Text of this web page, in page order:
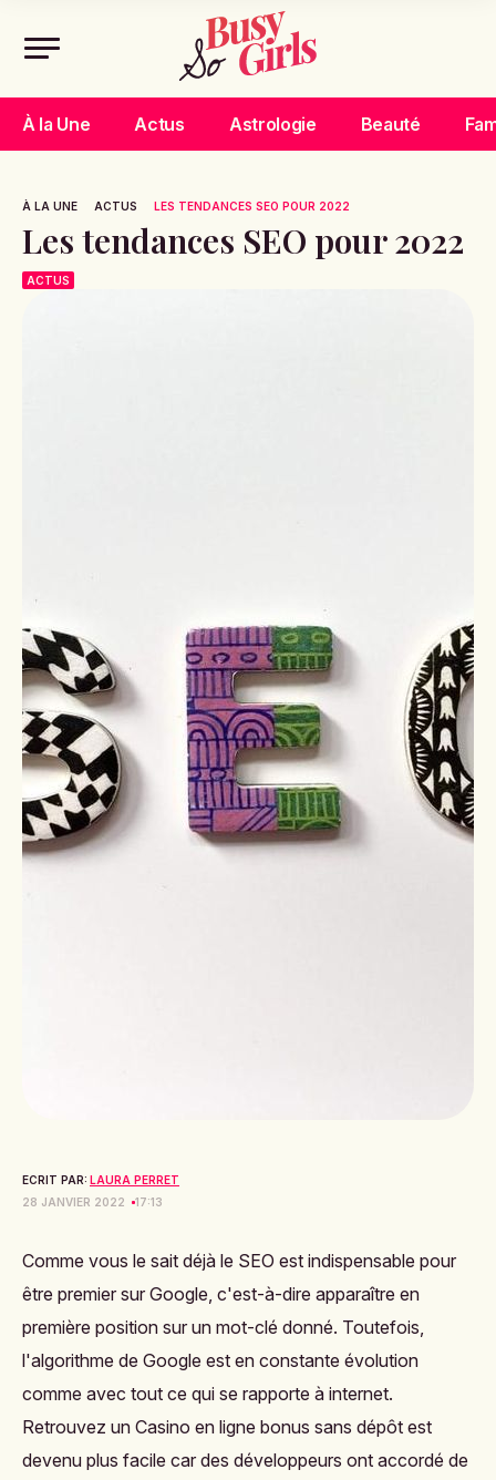
À la Une Actus Astrologie Beauté
À LA UNE ACTUS LES TENDANCES SEO POUR 2022
Les tendances SEO pour 2022
ACTUS
ECRIT PAR: LAURA PERRET
28 JANVIER 2022
17:13
Comme vous le sait déjà le SEO est indispensable pour
être premier sur Google, c'est-à-dire apparaître en
première position sur un mot-clé donné. Toutefois,
l'algorithme de Google est en constante évolution
comme avec tout ce qui se rapporte à internet.
Retrouvez un Сasino en ligne bonus sans dépôt est
devenu plus facile car des développeurs ont accordé de